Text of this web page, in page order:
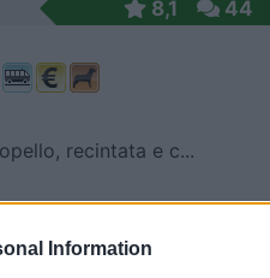
Information
8,1 44
recintata e c...